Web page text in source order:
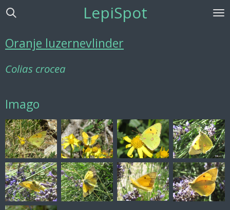
Ga
de
LepiSpot
Oranje luzernevlinder
Colias crocea
Imago